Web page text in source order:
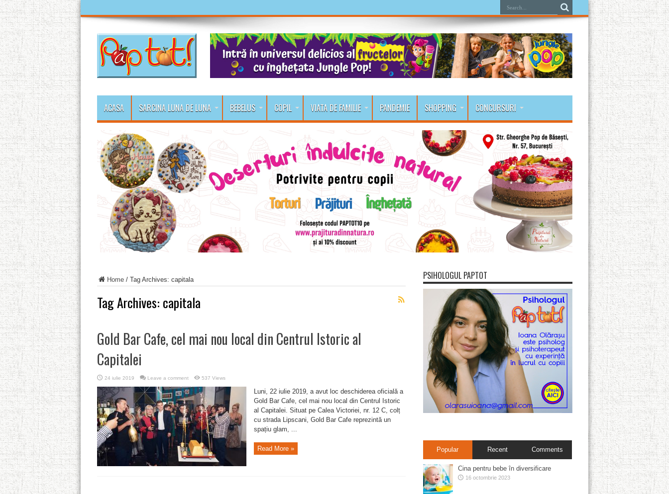
ACASA SARCINA LUNA DE LUNA BEBELUS COPIL VIATA DE FAMILIE PANDEMIE SHOPPING CONCURSURI
Home/ Tag Archives: capitala
Tag Archives: capitala
Gold Bar Cafe, cel mai nou local din Centrul Istoric al
Capitalei
24 iulie 2019 Leave a comment 537 Views
Luni, 22 iulie 2019, a avut loc deschiderea oficială a
Gold Bar Cafe, cel mai nou local din Centrul Istoric
al Capitalei. Situat pe Calea Victoriei, nr. 12 C, colț
cu strada Lipscani, Gold Bar Cafe reprezintă un
spațiu glam, ...
Read More »
PSIHOLOGUL PAPTOT
Popular Recent Comments
Cina pentru bebe în diversificare
16 octombrie 2023